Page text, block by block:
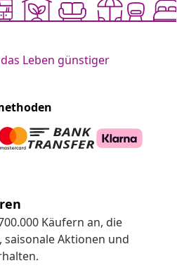
Leben günstiger
Käufern an, die
Aktionen und